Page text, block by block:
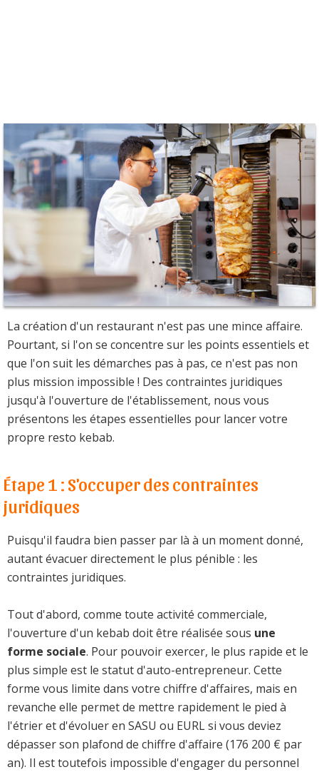
La création d'un restaurant n'est pas une mince affaire.
Pourtant, si l'on se concentre sur les points essentiels et
que l'on suit les démarches pas à pas, ce n'est pas non
plus mission impossible ! Des contraintes juridiques
jusqu'à l'ouverture de l'établissement, nous vous
présentons les étapes essentielles pour lancer votre
propre resto kebab.
Étape 1 : S'occuper des contraintes
juridiques
Puisqu'il faudra bien passer par là à un moment donné,
autant évacuer directement le plus pénible : les
contraintes juridiques.
Tout d'abord, comme toute activité commerciale,
l'ouverture d'un kebab doit être réalisée sous une
forme sociale. Pour pouvoir exercer, le plus rapide et le
plus simple est le statut d'auto-entrepreneur. Cette
forme vous limite dans votre chiffre d'affaires, mais en
revanche elle permet de mettre rapidement le pied à
l'étrier et d'évoluer en SASU ou EURL si vous deviez
dépasser son plafond de chiffre d'affaire (176 200 € par
an). Il est toutefois impossible d'engager du personnel